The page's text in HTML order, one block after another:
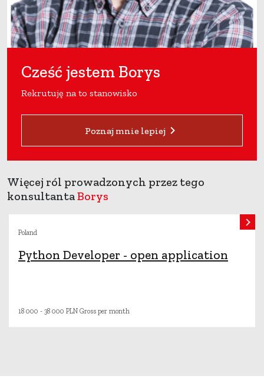
Cześć jestem Borys
Rekrutuję na to stanowisko
Poznaj mnie lepiej
Więcej ról prowadzonych przez tego
konsultantaBorys
Poland
Python Developer - open application
18 000 - 38 000 PLN Gross per month